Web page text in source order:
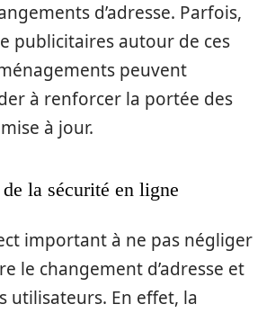
d’adresse. Parfois,
publicitaires autour de ces
peuvent
à renforcer la portée des
à jour.
la sécurité en ligne
important à ne pas négliger
le changement d’adresse et
utilisateurs. En effet, la